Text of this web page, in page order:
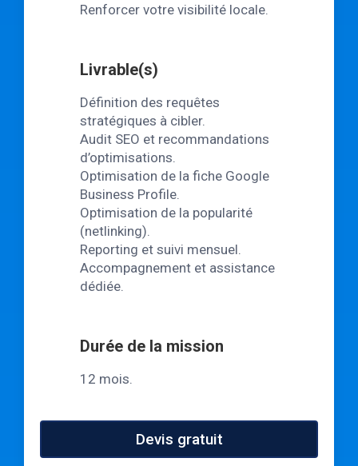
Renforcer votre visibilité locale.
Livrable(s)
Définition des requêtes
stratégiques à cibler.
Audit SEO et recommandations
d’optimisations.
Optimisation de la fiche Google
Business Profile.
Optimisation de la popularité
(netlinking).
Reporting et suivi mensuel.
Accompagnement et assistance
dédiée.
Durée de la mission
12 mois.
Devis gratuit